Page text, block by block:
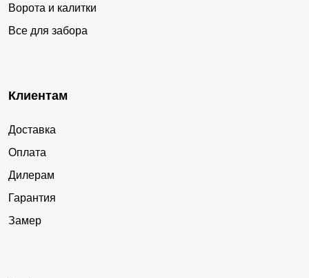
Ворота и калитки
Все для забора
Клиентам
Доставка
Оплата
Дилерам
Гарантия
Замер